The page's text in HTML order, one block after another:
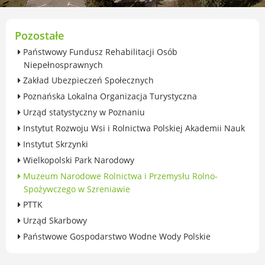
przekształceniowa
Ochrona środowiska
Edukacja ekologiczna
SZYKUJ SIĘ NA ZMIANY KLIMATU
Komunikacja miejska
Rolnictwo
Zwierzęta
Organizacje pozarządowe
Centrum Organizacji Pozarządowych
Karty honorowane w Luboniu
Duża Rodzina
Konsultacje społeczne i ewaluacje
Konkursy miejskie
Fundusze UE i krajowe
Pozostałe
Państwowy Fundusz Rehabilitacji Osób
Niepełnosprawnych
Zakład Ubezpieczeń Społecznych
Poznańska Lokalna Organizacja Turystyczna
Urząd statystyczny w Poznaniu
Instytut Rozwoju Wsi i Rolnictwa Polskiej Akademii Nauk
Instytut Skrzynki
Wielkopolski Park Narodowy
Muzeum Narodowe Rolnictwa i Przemysłu Rolno-
Spożywczego w Szreniawie
PTTK
Urząd Skarbowy
Państwowe Gospodarstwo Wodne Wody Polskie